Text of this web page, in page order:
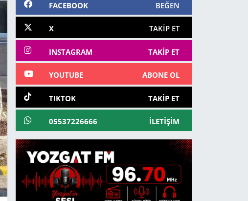
FACEBOOK BEĞEN
X TAKIP ET
INSTAGRAM TAKIP ET
YOUTUBE ABONE OL
TIKTOK TAKIP ET
05537226666 İLETIŞIM